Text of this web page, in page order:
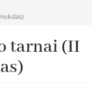
tarnai (II